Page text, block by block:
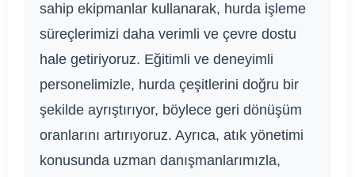
sahip ekipmanlar kullanarak, hurda işleme
süreçlerimizi daha verimli ve çevre dostu
hale getiriyoruz. Eğitimli ve deneyimli
personelimizle, hurda çeşitlerini doğru bir
şekilde ayrıştırıyor, böylece geri dönüşüm
oranlarını artırıyoruz. Ayrıca, atık yönetimi
konusunda uzman danışmanlarımızla,